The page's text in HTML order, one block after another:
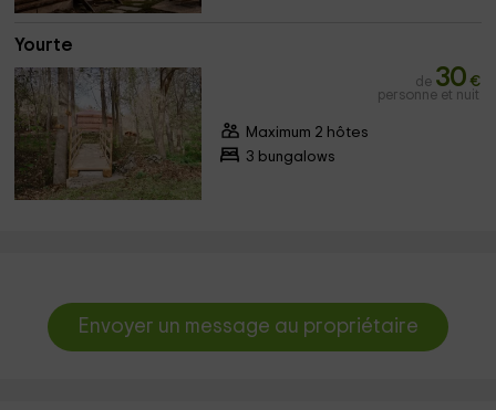
Yourte
de 30 €
personne et nuit
Maximum 2 hôtes
3 bungalows
Envoyer un message au propriétaire